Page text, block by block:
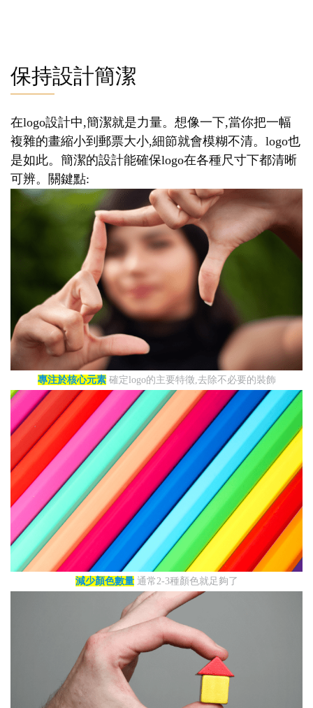
保持設計簡潔
在logo設計中,簡潔就是力量。想像一下,當你把一幅
複雜的畫縮小到郵票大小,細節就會模糊不清。logo也
是如此。簡潔的設計能確保logo在各種尺寸下都清晰
可辨。關鍵點:
專注於核心元素確定logo的主要特徵,去除不必要的裝飾
減少顏色數量通常2-3種顏色就足夠了